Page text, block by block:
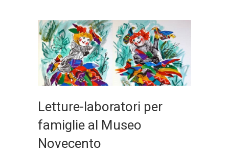
Letture-laboratori per
famiglie al Museo
Novecento